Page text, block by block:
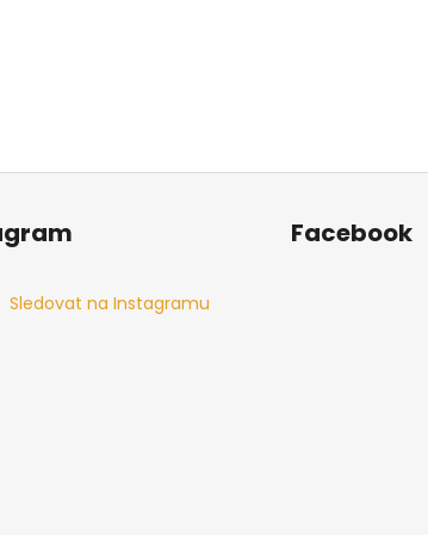
Sledovat na Instagramu
Facebook